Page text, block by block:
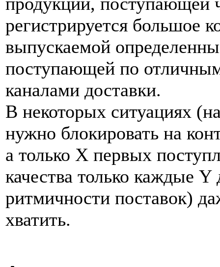
регистрируется большое
выпускаемой
поступающей по
каналами доставки.
В некоторых ситуациях
нужно блокировать на
а только X первых
качества только каждые
ритмичности поставок)
хватить.